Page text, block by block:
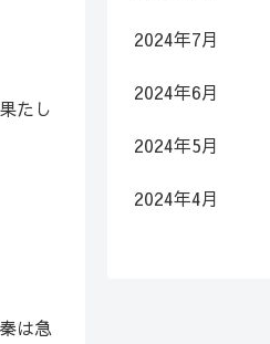
たし
は急
2024年7月
2024年6月
2024年5月
2024年4月